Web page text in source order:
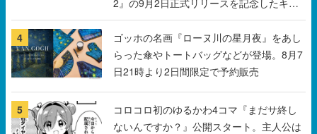
ンペーン
4
ゴッホの名画『ローヌ川の星月夜』をあし
らった傘やトートバッグなどが登場。8月7
日21時より2日間限定で予約販売
5
コロコロ初のゆるかわ4コマ『まだサ終し
ないんですか？』公開スタート。主人公は